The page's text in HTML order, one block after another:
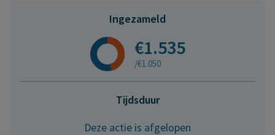
Ingezameld
€1.535
/€1.050
Tijdsduur
Deze actie is afgelopen